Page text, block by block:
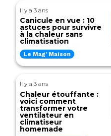
Il y a 3 ans
Canicule en vue : 10
astuces pour survivre
à la chaleur sans
climatisation
Le Mag' Maison
Il y a 3 ans
Chaleur étouffante :
voici comment
transformer votre
ventilateur en
climatiseur
homemade